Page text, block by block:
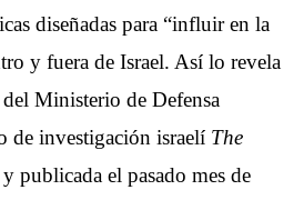
diseñadas para “influir en la
y fuera de Israel. Así lo revela
Ministerio de Defensa
de investigación israelí The
y publicada el pasado mes de